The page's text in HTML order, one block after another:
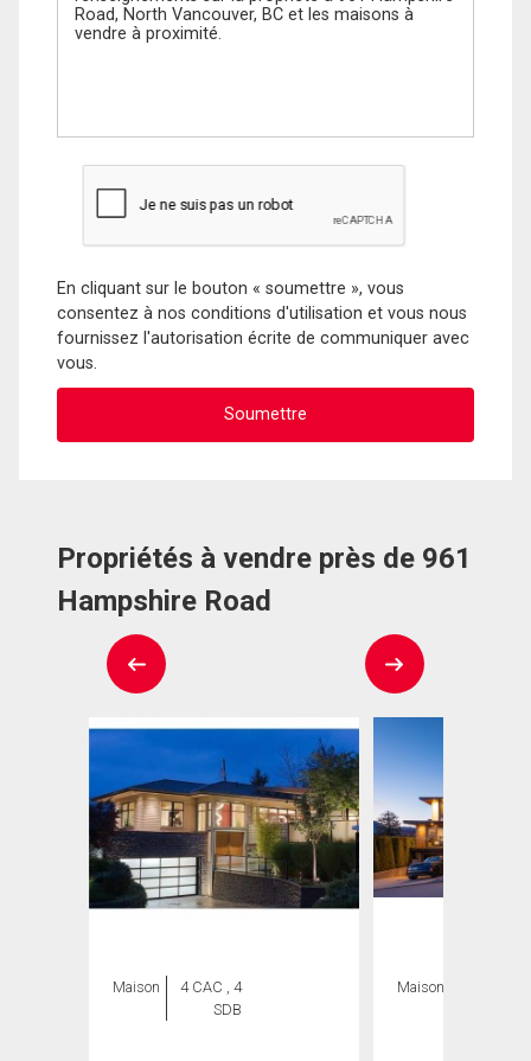
En cliquant sur le bouton « soumettre », vous
consentez à nos conditions d'utilisation et vous nous
fournissez l'autorisation écrite de communiquer avec
vous.
Propriétés à vendre près de 961
Hampshire Road
Maison
4 CAC , 4
SDB
Maison